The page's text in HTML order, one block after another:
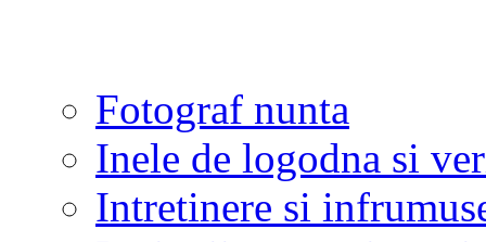
Fotograf nunta
Inele de logodna si
Intretinere si